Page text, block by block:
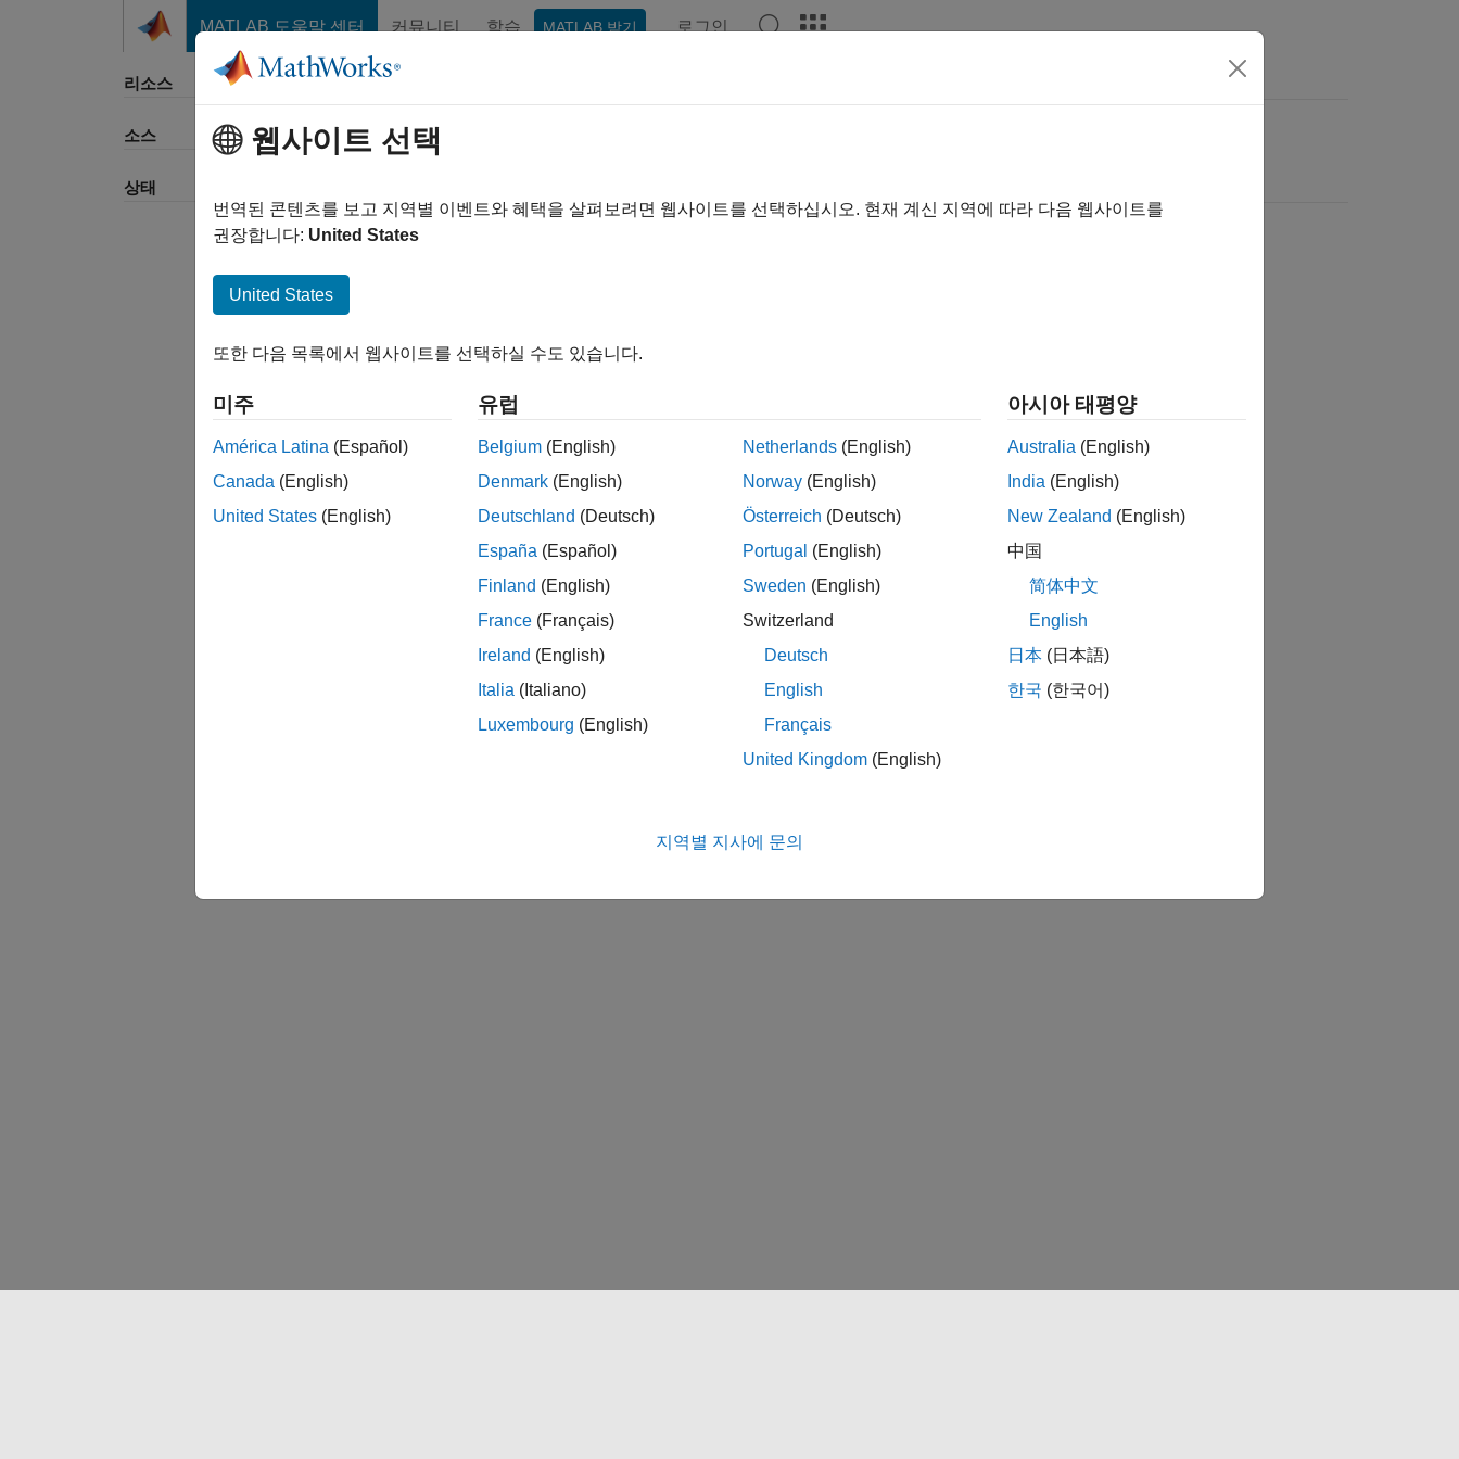
MATLAB 도움말 센터 커뮤니티 학습 MATLAB 받기 로그인
리소스
소스
상태
웹사이트 선택
번역된 콘텐츠를 보고 지역별 이벤트와 혜택을 살펴보려면 웹사이트를 선택하십시오. 현재 계신 지역에 따라 다음 웹사이트를
권장합니다: United States
United States
또한 다음 목록에서 웹사이트를 선택하실 수도 있습니다.
미주
América Latina (Español)
Canada (English)
United States (English)
유럽
Belgium (English)
Denmark (English)
Deutschland (Deutsch)
España (Español)
Finland (English)
France (Français)
Ireland (English)
Italia (Italiano)
Luxembourg (English)
Netherlands (English)
Norway (English)
Österreich (Deutsch)
Portugal (English)
Sweden (English)
Switzerland
Deutsch
English
Français
United Kingdom (English)
아시아 태평양
Australia (English)
India (English)
New Zealand (English)
中国
简体中文
English
日本 (日本語)
한국 (한국어)
지역별 지사에 문의